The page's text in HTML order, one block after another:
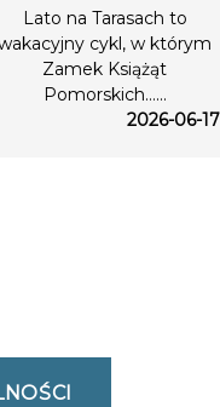
Lato na Tarasach to
cykl, w którym
Zamek Książąt
Pomorskich…...
2026-06-17